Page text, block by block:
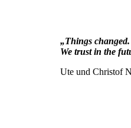
„Things changed.
We trust in the
Ute und Christof